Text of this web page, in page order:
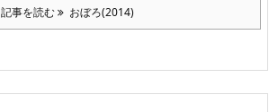
記事を読む おぼろ(2014)